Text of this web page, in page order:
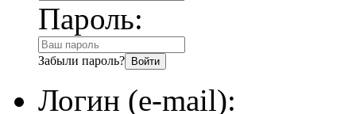
Пароль:
Забыли пароль?
Логин (e-mail):